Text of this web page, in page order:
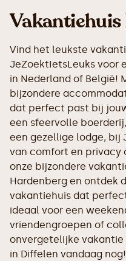
Vind het leukste
JeZoektIetsLeuks voor
in Nederland of België!
bijzondere
dat perfect past bij
een sfeervolle
een gezellige lodge, bij
van comfort en privacy
onze bijzondere
Hardenberg en ontdek
vakantiehuis dat
ideaal voor een
vriendengroepen of
onvergetelijke
in Diffelen vandaag nog!